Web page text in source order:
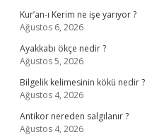
Kur’an-ı Kerim ne işe yarıyor ?
Ağustos 6, 2026
Ayakkabı ökçe nedir ?
Ağustos 5, 2026
Bilgelik kelimesinin kökü nedir ?
Ağustos 4, 2026
Antikor nereden salgılanır ?
Ağustos 4, 2026